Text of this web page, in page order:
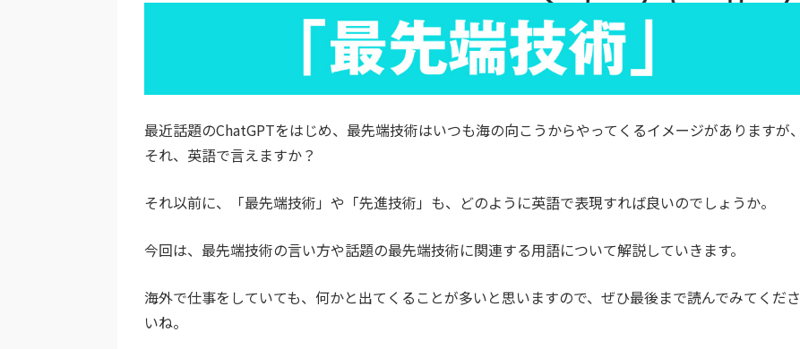
最近話題のChatGPTをはじめ、最先端技術はいつも海の向こうからやってくるイメージがありますが、
それ、英語で言えますか？
それ以前に、「最先端技術」や「先進技術」も、どのように英語で表現すれば良いのでしょうか。
今回は、最先端技術の言い方や話題の最先端技術に関連する用語について解説していきます。
海外で仕事をしていても、何かと出てくることが多いと思いますので、ぜひ最後まで読んでみてくださ
いね。